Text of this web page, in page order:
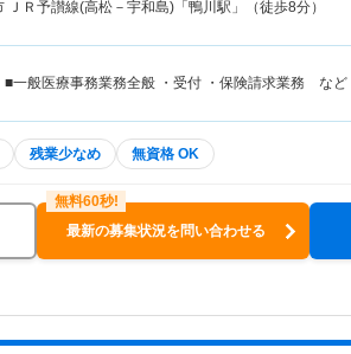
ＪＲ予讃線(高松－宇和島)「鴨川駅」（徒歩8分）
■一般医療事務業務全般 ・受付 ・保険請求業務 など
残業少なめ 無資格 OK
最新の募集状況を問い合わせる